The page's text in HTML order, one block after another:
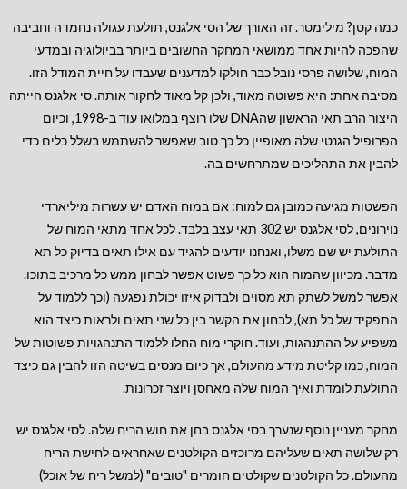
כמה קטן? מילימטר. זה האורך של הסי אלגנס, תולעת עגולה נחמדה וחביבה
שהפכה להיות אחד ממושאי המחקר החשובים ביותר בביולוגיה ובמדעי
המוח, שלושה פרסי נובל כבר חולקו למדענים שעבדו על חיית המודל הזו.
מסיבה אחת: היא פשוטה מאוד, ולכן קל מאוד לחקור אותה. סי אלגנס הייתה
היצור הרב תאי הראשון שהDNA שלו רוצף במלואו עוד ב-1998, וכיום
הפרופיל הגנטי שלה מאופיין כל כך טוב שאפשר להשתמש בשלל כלים כדי
להבין את התהליכים שמתרחשים בה.
הפשטות מגיעה כמובן גם למוח: אם במוח האדם יש עשרות מיליארדי
נוירונים, לסי אלגנס יש 302 תאי עצב בלבד. לכל אחד מתאי המוח של
התולעת יש שם משלו, ואנחנו יודעים להגיד עם אילו תאים בדיוק כל תא
מדבר. מכיוון שהמוח הוא כל כך פשוט אפשר לבחון ממש כל מרכיב בתוכו.
אפשר למשל לשתק תא מסוים ולבדוק איזו יכולת נפגעה (וכך ללמוד על
התפקיד של כל תא), לבחון את הקשר בין כל שני תאים ולראות כיצד הוא
משפיע על ההתנהגות, ועוד. חוקרי מוח החלו ללמוד התנהגויות פשוטות של
המוח, כמו קליטת מידע מהעולם, אך כיום מנסים בשיטה הזו להבין גם כיצד
התולעת לומדת ואיך המוח שלה מאחסן ויוצר זכרונות.
מחקר מעניין נוסף שנערך בסי אלגנס בחן את חוש הריח שלה. לסי אלגנס יש
רק שלושה תאים שעליהם מרוכזים הקולטנים שאחראים לחישת הריח
מהעולם. כל הקולטנים שקולטים חומרים "טובים" (למשל ריח של אוכל)